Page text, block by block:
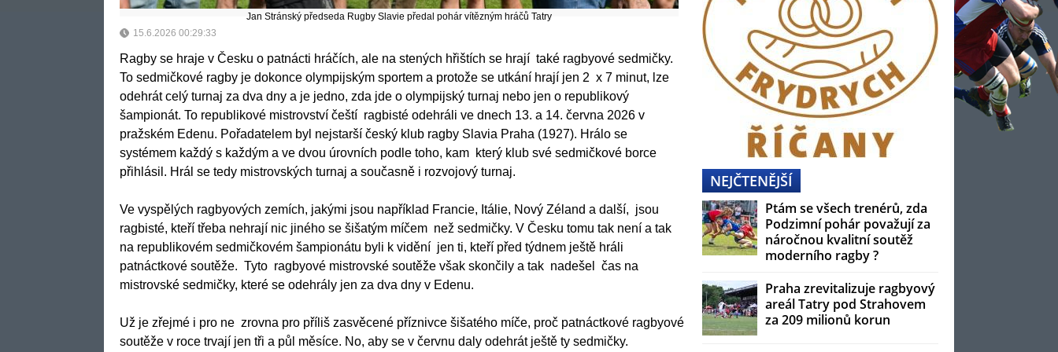
Jan Stránský předseda Rugby Slavie předal pohár vítězným hráčů Tatry
15.6.2026 00:29:33
Ragby se hraje v Česku o patnácti hráčích, ale na stených hřištích se hrají také ragbyové sedmičky.
To sedmičkové ragby je dokonce olympijským sportem a protože se utkání hrají jen 2 x 7 minut, lze
odehrát celý turnaj za dva dny a je jedno, zda jde o olympijský turnaj nebo jen o republikový
šampionát. To republikové mistrovství čeští ragbisté odehráli ve dnech 13. a 14. června 2026 v
pražském Edenu. Pořadatelem byl nejstarší český klub ragby Slavia Praha (1927). Hrálo se
systémem každý s každým a ve dvou úrovních podle toho, kam který klub své sedmičkové borce
přihlásil. Hrál se tedy mistrovských turnaj a současně i rozvojový turnaj.
Ve vyspělých ragbyových zemích, jakými jsou například Francie, Itálie, Nový Zéland a další, jsou
ragbisté, kteří třeba nehrají nic jiného se šišatým míčem než sedmičky. V Česku tomu tak není a tak
na republikovém sedmičkovém šampionátu byli k vidění jen ti, kteří před týdnem ještě hráli
patnáctkové soutěže. Tyto ragbyové mistrovské soutěže však skončily a tak nadešel čas na
mistrovské sedmičky, které se odehrály jen za dva dny v Edenu.
Už je zřejmé i pro ne zrovna pro příliš zasvěcené příznivce šišatého míče, proč patnáctkové ragbyové
soutěže v roce trvají jen tři a půl měsíce. No, aby se v červnu daly odehrát ještě ty sedmičky.
NEJČTENĚJŠÍ
Ptám se všech trenérů, zda
Podzimní pohár považují za
náročnou kvalitní soutěž
moderního ragby ?
Praha zrevitalizuje ragbyový
areál Tatry pod Strahovem
za 209 milionů korun